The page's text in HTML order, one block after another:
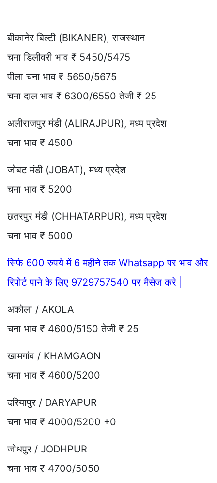
बीकानेर बिल्टी (BIKANER), राजस्थान
चना डिलीवरी भाव ₹ 5450/5475
पीला चना भाव ₹ 5650/5675
चना दाल भाव ₹ 6300/6550 तेजी ₹ 25
अलीराजपुर मंडी (ALIRAJPUR), मध्य प्रदेश
चना भाव ₹ 4500
जोबट मंडी (JOBAT), मध्य प्रदेश
चना भाव ₹ 5200
छतरपुर मंडी (CHHATARPUR), मध्य प्रदेश
चना भाव ₹ 5000
सिर्फ 600 रुपये में 6 महीने तक Whatsapp पर भाव और
रिपोर्ट पाने के लिए 9729757540 पर मैसेज करे |
अकोला / AKOLA
चना भाव ₹ 4600/5150 तेजी ₹ 25
खामगांव / KHAMGAON
चना भाव ₹ 4600/5200
दरियापुर / DARYAPUR
चना भाव ₹ 4000/5200 +0
जोधपुर / JODHPUR
चना भाव ₹ 4700/5050